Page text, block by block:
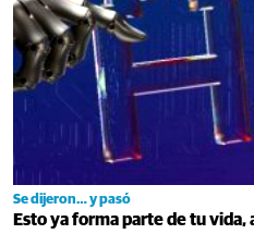
Se dijeron… y pasó
Esto ya forma parte de tu vida,